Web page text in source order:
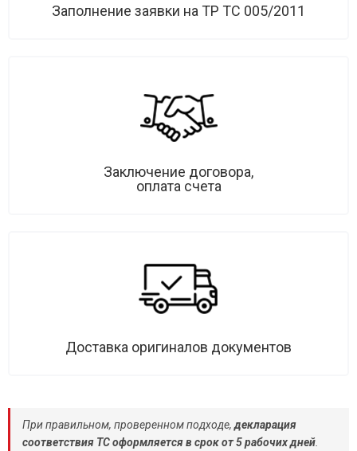
Заполнение заявки на ТР ТС 005/2011
Заключение договора,
оплата счета
Доставка оригиналов документов
При правильном, проверенном подходе,декларация
соответствия ТС оформляется в срок от 5 рабочих дней